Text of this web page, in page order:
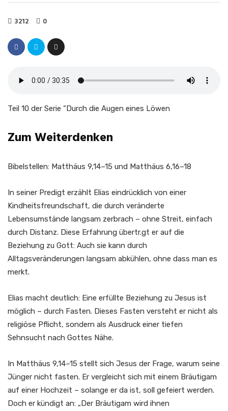
3212 0
Teil 10 der Serie “Durch die Augen eines Löwen
Zum Weiterdenken
Bibelstellen: Matthäus 9,14–15 und Matthäus 6,16–18
In seiner Predigt erzählt Elias eindrücklich von einer
Kindheitsfreundschaft, die durch veränderte
Lebensumstände langsam zerbrach – ohne Streit, einfach
durch Distanz. Diese Erfahrung übertr.gt er auf die
Beziehung zu Gott: Auch sie kann durch
Alltagsveränderungen langsam abkühlen, ohne dass man es
merkt.
Elias macht deutlich: Eine erfüllte Beziehung zu Jesus ist
möglich – durch Fasten. Dieses Fasten versteht er nicht als
religiöse Pflicht, sondern als Ausdruck einer tiefen
Sehnsucht nach Gottes Nähe.
In Matthäus 9,14–15 stellt sich Jesus der Frage, warum seine
Jünger nicht fasten. Er vergleicht sich mit einem Bräutigam
auf einer Hochzeit – solange er da ist, soll gefeiert werden.
Doch er kündigt an: „Der Bräutigam wird ihnen